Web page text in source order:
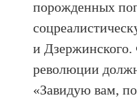
порожденных
и
революции
«Завидую вам,